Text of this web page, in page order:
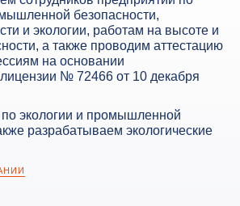
безопасности,
и экологии, работам на высоте и
а также проводим аттестацию
на основании
№ 72466 от 10 декабря
экологии и промышленной
разрабатываем экологические